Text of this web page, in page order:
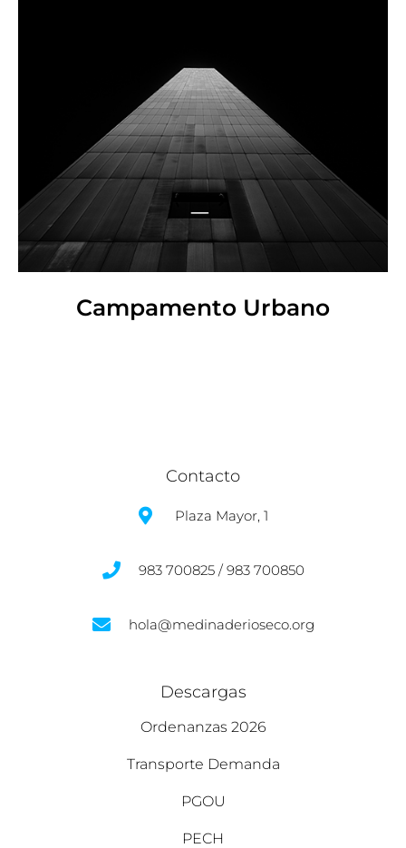
Campamento Urbano
Contacto
Plaza Mayor, 1
983 700825 / 983 700850
hola@medinaderioseco.org
Descargas
Ordenanzas 2026
Transporte Demanda
PGOU
PECH